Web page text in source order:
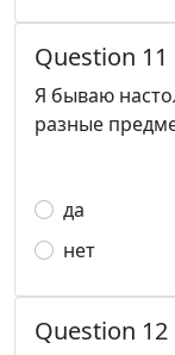
Question 11
Я бываю
разные
да
нет
Question 12